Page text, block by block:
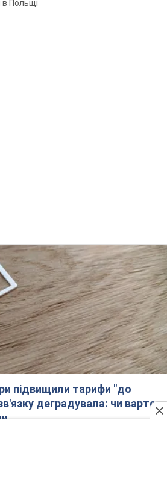
в Польщі
підвищили тарифи "до
деградувала: чи варто